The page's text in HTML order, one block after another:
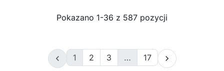
Pokazano 1-36 z 587 pozycji
 1 2 3 … 17 